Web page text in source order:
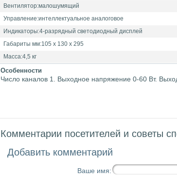
Вентилятор:малошумящий
Управление:интеллектуальное аналоговое
Индикаторы:4-разрядный светодиодный дисплей
Габариты мм:105 х 130 х 295
Масса:4,5 кг
Особенности
Число каналов 1. Выходное напряжение 0-60 Вт.
Комментарии посетителей и советы
Добавить комментарий
Ваше имя: